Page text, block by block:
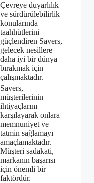
Çevreye duyarlılık
ve sürdürülebilirlik
konularında
taahhütlerini
güçlendiren Savers,
gelecek nesillere
daha iyi bir dünya
bırakmak için
çalışmaktadır.
Savers,
müşterilerinin
ihtiyaçlarını
karşılayarak onlara
memnuniyet ve
tatmin sağlamayı
amaçlamaktadır.
Müşteri sadakati,
markanın başarısı
için önemli bir
faktördür.